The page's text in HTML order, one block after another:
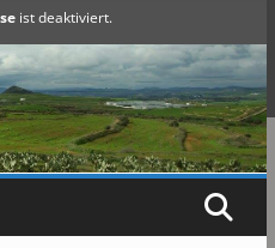
ist deaktiviert.